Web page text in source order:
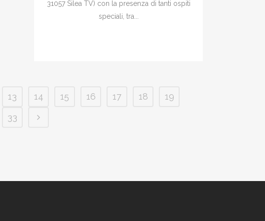
31057 Silea TV) con la presenza di tanti ospiti
speciali, tra...
13 14 15 16 17 18
19
33